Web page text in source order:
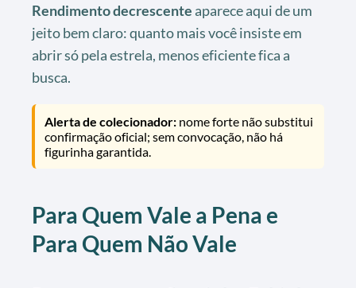
Rendimento decrescente aparece aqui de um
jeito bem claro: quanto mais você insiste em
abrir só pela estrela, menos eficiente fica a
busca.
Alerta de colecionador: nome forte não substitui
confirmação oficial; sem convocação, não há
figurinha garantida.
Para Quem Vale a Pena e
Para Quem Não Vale